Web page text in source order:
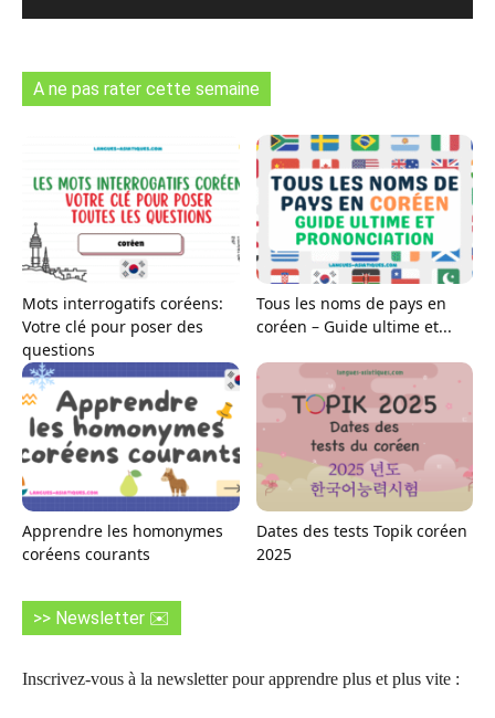
A ne pas rater cette semaine
Mots interrogatifs coréens:
Votre clé pour poser des
questions
Tous les noms de pays en
coréen – Guide ultime et...
Apprendre les homonymes
coréens courants
Dates des tests Topik coréen
2025
>> Newsletter ✉️
Inscrivez-vous à la newsletter pour apprendre plus et plus vite :